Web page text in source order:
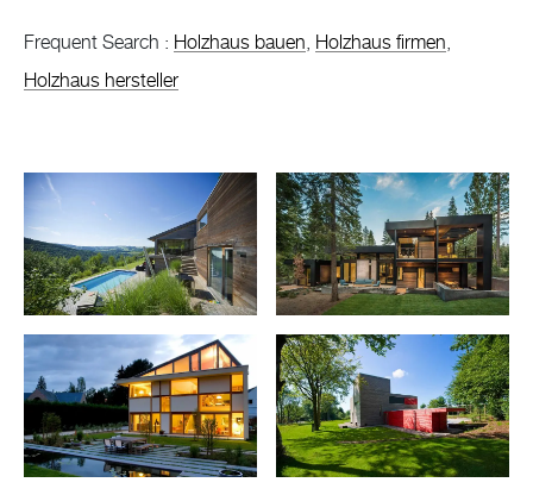
Frequent Search : Holzhaus bauen Holzhaus firmen
Holzhaus hersteller